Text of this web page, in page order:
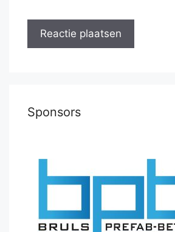
Sponsors